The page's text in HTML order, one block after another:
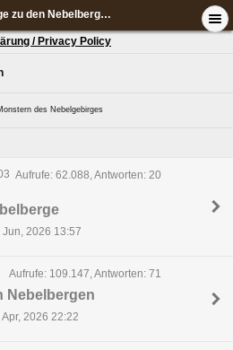
Vorschläge zu den Nebelbergen
/ Privacy Policy
des Nebelgebirges
Aufrufe: 62.088, Antworten: 20
2026 13:57
Aufrufe: 109.147, Antworten: 71
Nebelbergen
2026 22:22